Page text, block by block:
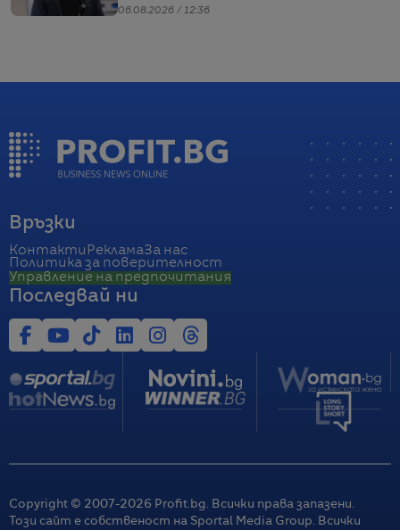
06.08.2026 / 12:36
Връзки
Контакти РекламаЗа нас
Политика за поверителност
Управление на предпочитания
Последвай ни
Copyright © 2007-2026 Profit.bg. Всички права запазени.
Този сайт е собственост на Sportal Media Group. Всички